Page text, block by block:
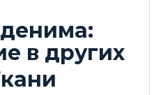
в других